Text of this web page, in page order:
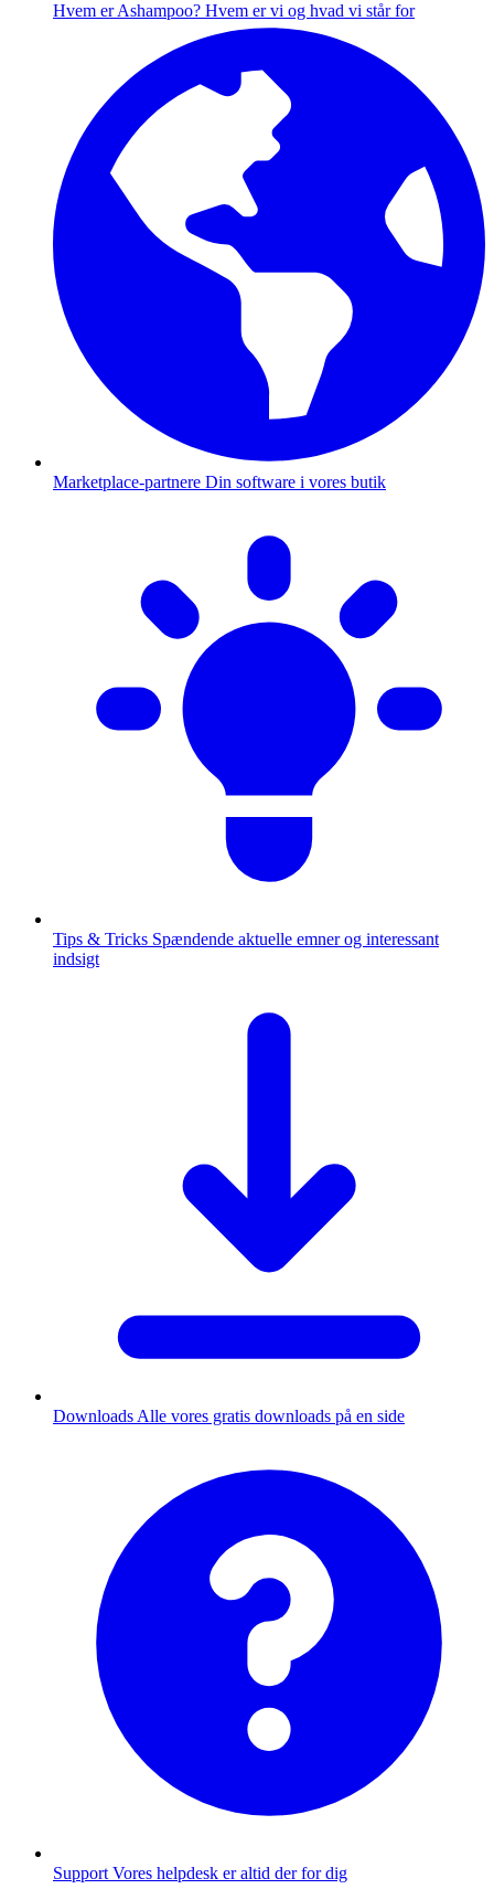
Hvem er Ashampoo? Hvem er vi og hvad vi står for
Marketplace-partnere Din software i vores butik
Tips & Tricks Spændende aktuelle emner og interessant
indsigt
Downloads Alle vores gratis downloads på en side
Support Vores helpdesk er altid der for dig